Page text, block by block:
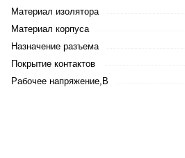
Материал изолятора
Материал корпуса
Назначение разъема
Покрытие контактов
Рабочее напряжение,В